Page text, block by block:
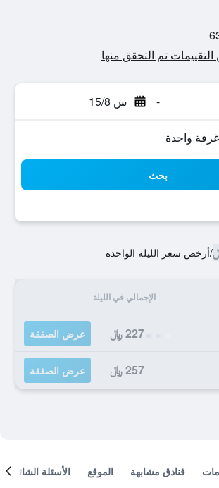
- س 15/8
بحث
/أرخص سعر الليلة الواحدة
الإجمالي في الليلة
227 ﷼ عرض الصفقة
257 ﷼ عرض الصفقة
فنادق مشابهة الموقع الأسئلة الشائعة